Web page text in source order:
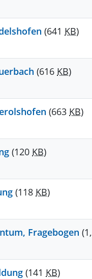
(641 KB)
(616 KB)
(663 KB)
(120 KB)
(118 KB)
Fragebogen
(141 KB)